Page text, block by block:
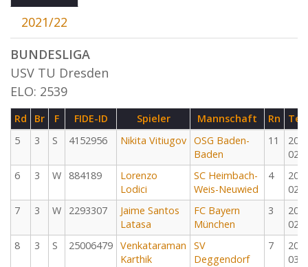
2021/22
BUNDESLIGA
USV TU Dresden
ELO: 2539
Rd Br F FIDE-ID Spieler Mannschaft Rn
5
3 S 4152956 Nikita Vitiugov OSG Baden-
Baden
11
02-
6
3 W 884189
Lorenzo
Lodici
SC Heimbach-
Weis-Neuwied
4
02-
7
3 W 2293307
Jaime Santos
Latasa
FC Bayern
München
3
02-
8
3 S 25006479 Venkataraman
Karthik
SV
Deggendorf
7
03-